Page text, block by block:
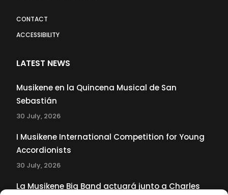
CONTACT
ACCESSIBILITY
LATEST NEWS
Musikene en la Quincena Musical de San
Sebastián
30 July, 2026
I Musikene International Competition for Young
Accordionists
30 July, 2026
La Musikene Big Band actuará junto a Charles